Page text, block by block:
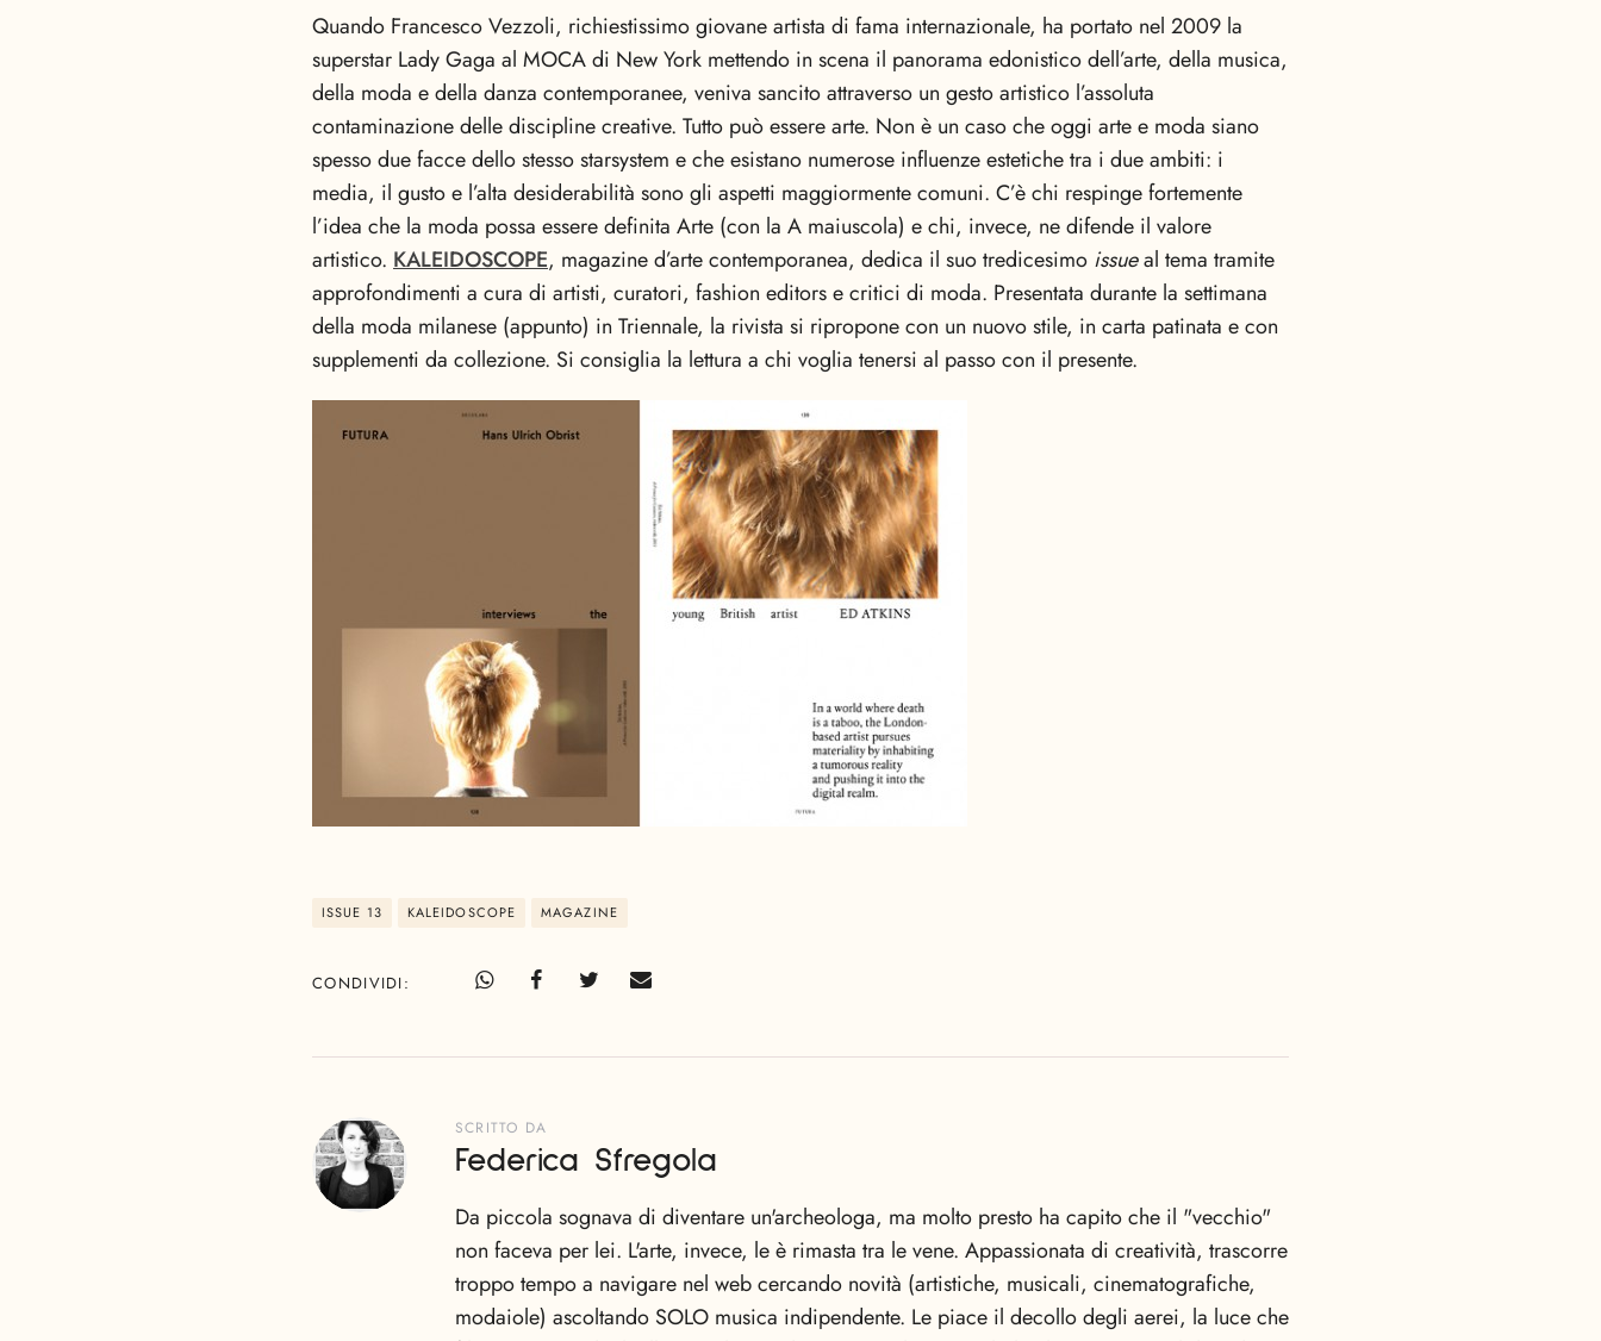
Quando Francesco Vezzoli, richiestissimo giovane artista di fama internazionale, ha portato nel 2009 la
superstar Lady Gaga al MOCA di New York mettendo in scena il panorama edonistico dell’arte, della musica,
della moda e della danza contemporanee, veniva sancito attraverso un gesto artistico l’assoluta
contaminazione delle discipline creative. Tutto può essere arte. Non è un caso che oggi arte e moda siano
spesso due facce dello stesso starsystem e che esistano numerose influenze estetiche tra i due ambiti: i
media, il gusto e l’alta desiderabilità sono gli aspetti maggiormente comuni. C’è chi respinge fortemente
l’idea che la moda possa essere definita Arte (con la A maiuscola) e chi, invece, ne difende il valore
artistico. KALEIDOSCOPE, magazine d’arte contemporanea, dedica il suo tredicesimo issueal tema tramite
approfondimenti a cura di artisti, curatori, fashion editors e critici di moda. Presentata durante la settimana
della moda milanese (appunto) in Triennale, la rivista si ripropone con un nuovo stile, in carta patinata e con
supplementi da collezione. Si consiglia la lettura a chi voglia tenersi al passo con il presente.
ISSUE 13 KALEIDOSCOPE MAGAZINE
CONDIVIDI
SCRITTO DA
Federica Sfregola
Da piccola sognava di diventare un'archeologa, ma molto presto ha capito che il "vecchio"
non faceva per lei. L'arte, invece, le è rimasta tra le vene. Appassionata di creatività, trascorre
troppo tempo a navigare nel web cercando novità (artistiche, musicali, cinematografiche,
modaiole) ascoltando SOLO musica indipendente. Le piace il decollo degli aerei, la luce che